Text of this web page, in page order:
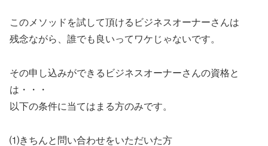
このメソッドを試して頂けるビジネスオーナーさんは
残念ながら、誰でも良いってワケじゃないです。
その申し込みができるビジネスオーナーさんの資格と
は・・・
以下の条件に当てはまる方のみです。
⑴きちんと問い合わせをいただいた方